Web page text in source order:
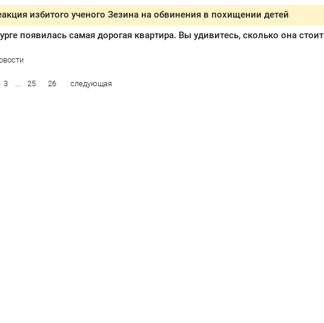
избитого ученого Зезина на обвинения в похищении детей
появилась самая дорогая квартира. Вы удивитесь, сколько она стоит
3 ... 25 26 следующая